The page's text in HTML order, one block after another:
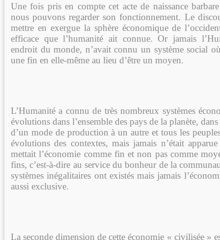
Une fois pris en compte cet acte de naissance
nous pouvons regarder son fonctionnement. Le
mettre en exergue la sphère économique de
efficace que l’humanité ait connue. Or jamais
endroit du monde, n’avait connu un système social
une fin en elle-même au lieu d’être un moyen.
L’Humanité a connu de très nombreux systèmes
évolutions dans l’ensemble des pays de la planète, dans
d’un mode de production à un autre et tous les
évolutions des contextes, mais jamais n’était
mettait l’économie comme fin et non pas comme
fins, c’est-à-dire au service du bonheur de la
systèmes inégalitaires ont existés mais jamais
aussi exclusive.
La seconde dimension de cette économie « civilisée »